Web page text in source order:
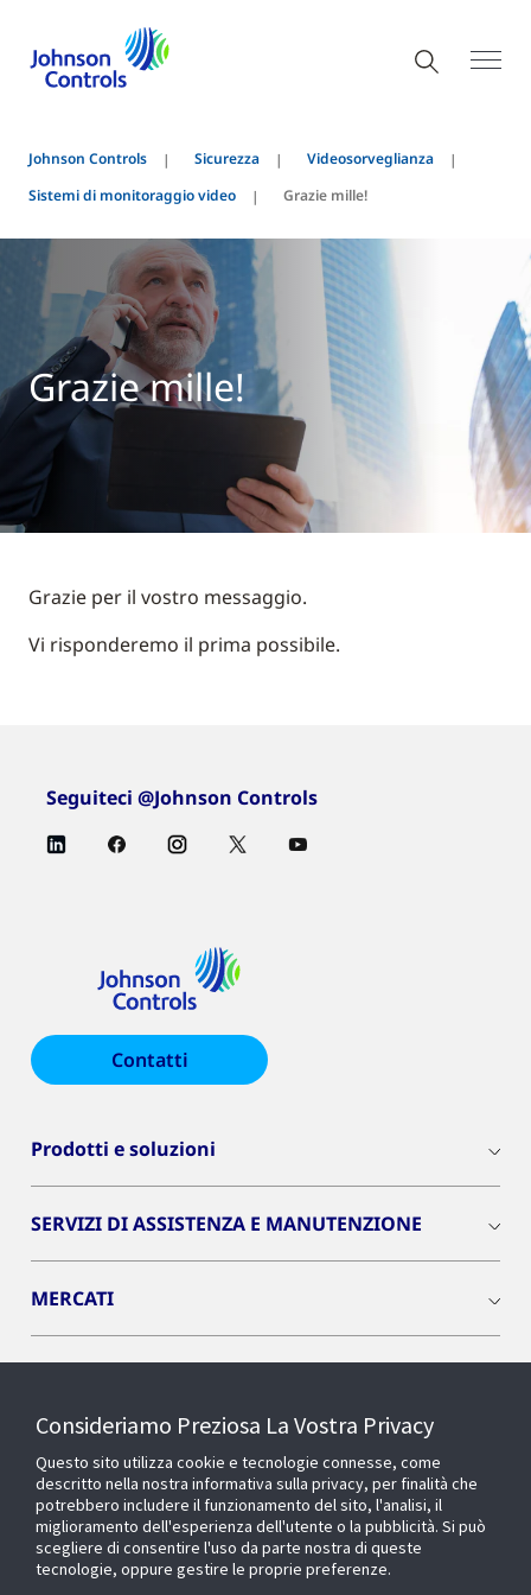
Johnson Controls Sicurezza
Videosorveglianza
Sistemi di monitoraggio video
Grazie mille!
Grazie mille!
Grazie per il vostro messaggio.
Vi risponderemo il prima possibile.
Seguiteci @Johnson Controls
Contatti
Prodotti e soluzioni
SERVIZI DI ASSISTENZA E MANUTENZIONE
MERCATI
OPENBLUE
Consideriamo Preziosa La Vostra Privacy
Questo sito utilizza cookie e tecnologie connesse, come
descritto nella nostra informativa sulla privacy, per finalità che
potrebbero includere il funzionamento del sito, l'analisi, il
miglioramento dell'esperienza dell'utente o la pubblicità. Si può
scegliere di consentire l'uso da parte nostra di queste
tecnologie, oppure gestire le proprie preferenze.